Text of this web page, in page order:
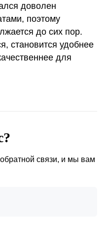
доволен
поэтому
до сих пор.
становится удобнее
для
связи, и мы вам